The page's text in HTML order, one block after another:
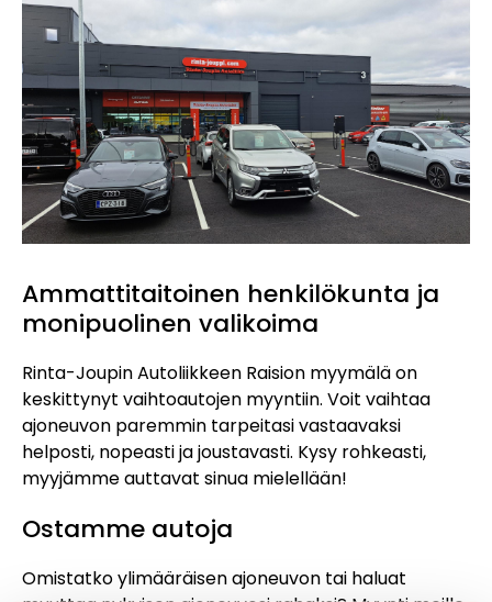
Ammattitaitoinen henkilökunta ja
monipuolinen valikoima
Rinta-Joupin Autoliikkeen Raision myymälä on
keskittynyt vaihtoautojen myyntiin. Voit vaihtaa
ajoneuvon paremmin tarpeitasi vastaavaksi
helposti, nopeasti ja joustavasti. Kysy rohkeasti,
myyjämme auttavat sinua mielellään!
Ostamme autoja
Omistatko ylimääräisen ajoneuvon tai haluat